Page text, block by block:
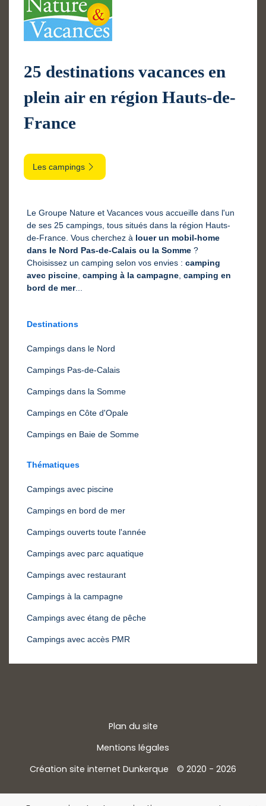
25 destinations vacances en
plein air en région Hauts-de-
France
Les campings
Le Groupe Nature et Vacances vous accueille dans l'un
de ses 25 campings, tous situés dans la région Hauts-
de-France. Vous cherchez à louer un mobil-home
dans le Nord Pas-de-Calais ou la Somme ?
Choisissez un camping selon vos envies : camping
avec piscine camping à la campagne camping en
bord de mer...
Destinations
Campings dans le Nord
Campings Pas-de-Calais
Campings dans la Somme
Campings en Côte d'Opale
Campings en Baie de Somme
Thématiques
Campings avec piscine
Campings en bord de mer
Campings ouverts toute l'année
Campings avec parc aquatique
Campings avec restaurant
Campings à la campagne
Campings avec étang de pêche
Campings avec accès PMR
Plan du site
Mentions légales
Création site internet Dunkerque
© 2020 - 2026